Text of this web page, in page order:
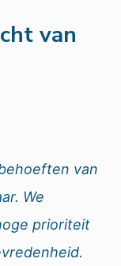
van
van
We
prioriteit